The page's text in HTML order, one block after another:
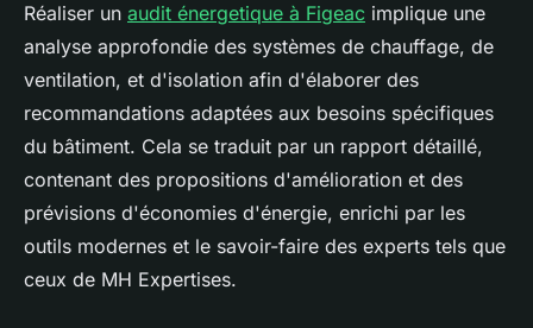
Réaliser un audit énergetique à Figeac implique une
analyse approfondie des systèmes de chauffage, de
ventilation, et d'isolation afin d'élaborer des
recommandations adaptées aux besoins spécifiques
du bâtiment. Cela se traduit par un rapport détaillé,
contenant des propositions d'amélioration et des
prévisions d'économies d'énergie, enrichi par les
outils modernes et le savoir-faire des experts tels que
ceux de MH Expertises.